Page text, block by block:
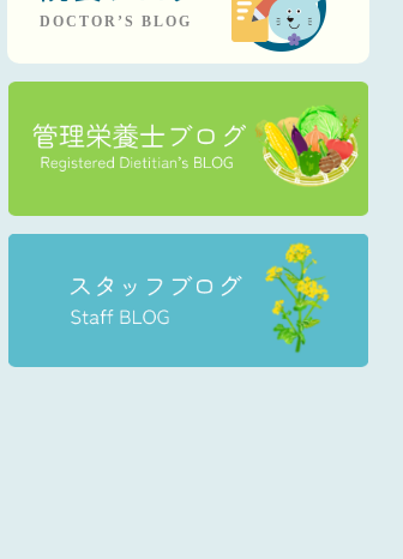
DOCTOR’S BLOG